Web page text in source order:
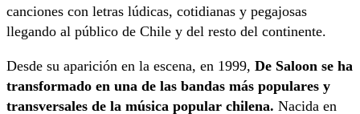
canciones con letras lúdicas, cotidianas y pegajosas
llegando al público de Chile y del resto del continente.
Desde su aparición en la escena, en 1999, De Saloon se ha
transformado en una de las bandas más populares y
transversales de la música popular chilena. Nacida en